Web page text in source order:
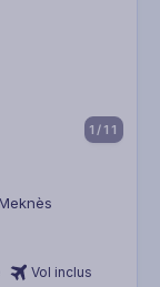
1/11
Vol inclus